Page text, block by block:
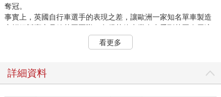
奪冠。
事實上，英國自行車選手的表現之差，讓歐洲一家知名單車製造
商拒絕販賣商品給英國團隊，免得其他專業人士看到英國人用這
個廠牌的裝備，對銷量會有負面影響。
布萊爾斯福德之所以受雇，便是要將英國自行車協會放上一條新
他所謂「微小增長的總和」——這套哲學的要旨，就是在你做的
看更多
詳細資料